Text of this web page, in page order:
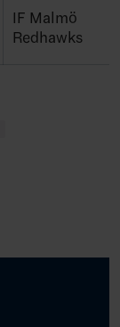
IF Malmö
Redhawks